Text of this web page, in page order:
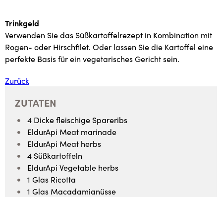
Trinkgeld
Verwenden Sie das Süßkartoffelrezept in Kombination mit
Rogen- oder Hirschfilet. Oder lassen Sie die Kartoffel eine
perfekte Basis für ein vegetarisches Gericht sein.
Zurück
ZUTATEN
4 Dicke fleischige Spareribs
EldurApi Meat marinade
EldurApi Meat herbs
4 Süßkartoffeln
EldurApi Vegetable herbs
1 Glas Ricotta
1 Glas Macadamianüsse